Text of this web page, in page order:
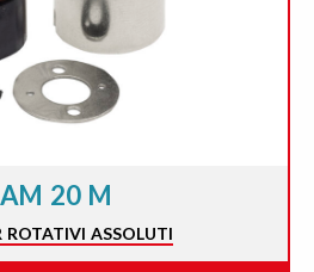
20 M
ROTATIVI ASSOLUTI